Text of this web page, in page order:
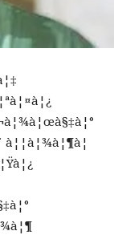
à¦¦à¦¾à¦¶à¦